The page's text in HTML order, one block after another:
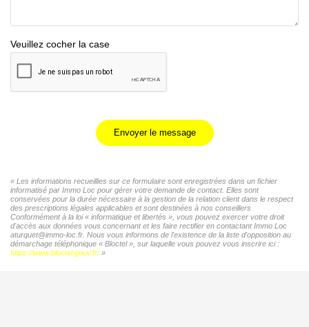
Veuillez cocher la case
Envoyer le message
« Les informations recueillies sur ce formulaire sont enregistrées dans un fichier
informatisé par Immo Loc pour gérer votre demande de contact. Elles sont
conservées pour la durée nécessaire à la gestion de la relation client dans le respect
des prescriptions légales applicables et sont destinées à nos conseillers
Conformément à la loi « informatique et libertés », vous pouvez exercer votre droit
d'accès aux données vous concernant et les faire rectifier en contactant Immo Loc
aturquet@immo-loc.fr. Nous vous informons de l'existence de la liste d'opposition au
démarchage téléphonique « Bloctel », sur laquelle vous pouvez vous inscrire ici :
https://www.bloctel.gouv.fr/»